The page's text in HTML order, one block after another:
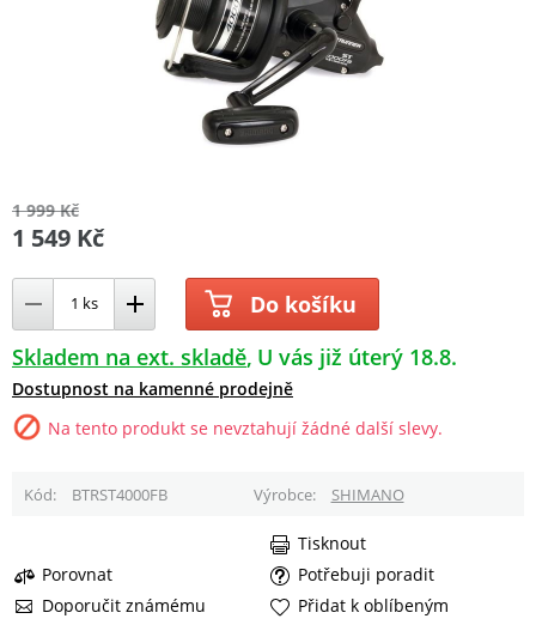
1 999 Kč
1 549 Kč
Do košíku
Skladem na ext. skladě U vás již úterý 18.8.
Dostupnost na kamenné prodejně
Na tento produkt se nevztahují žádné další slevy.
Kód BTRST4000FB Výrobce SHIMANO
Porovnat
Potřebuji poradit
Doporučit známému
Tisknout
Přidat k oblíbeným